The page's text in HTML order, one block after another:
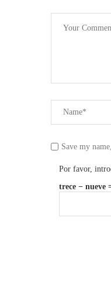
Save my
Por favor,
trece − nueve